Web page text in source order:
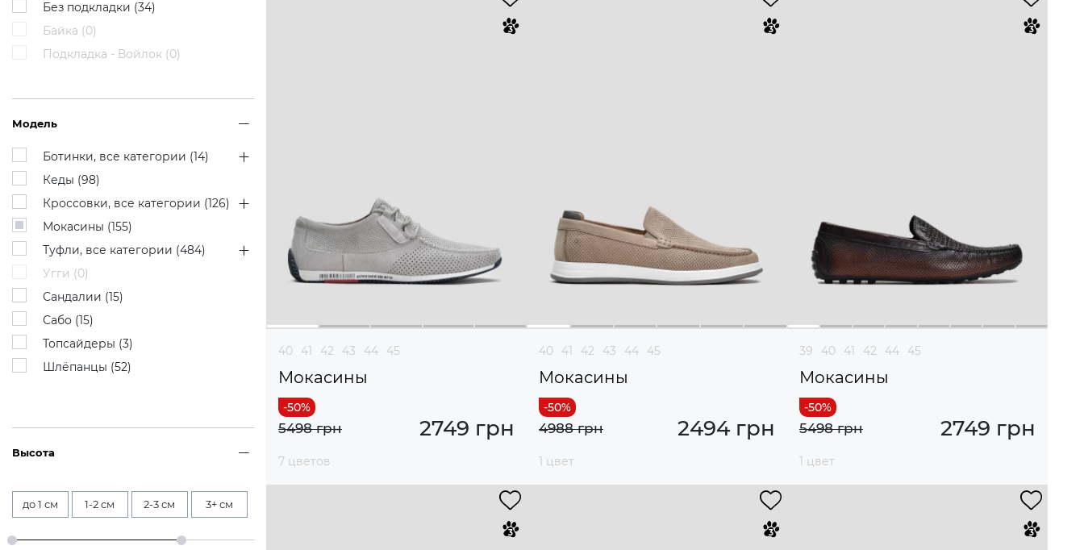
Без подкладки (34)
Байка (0)
Подкладка - Войлок (0)
Модель
Ботинки, все категории (14)
Кеды (98)
Кроссовки, все категории (126)
Мокасины (155)
Туфли, все категории (484)
Угги (0)
Сандалии (15)
Сабо (15)
Топсайдеры (3)
Шлёпанцы (52)
Высота
до 1 см 1-2 см 2-3 см 3+ см
40 41 42 43 44 45
Мокасины
2749 грн
5498 грн
7 цветов
40 41 42 43 44 45
Мокасины
2494 грн
4988 грн
1 цвет
39 40 41 42 44 45
Мокасины
2749 грн
5498 грн
1 цвет